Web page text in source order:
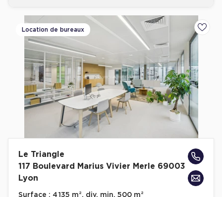
Location de bureaux
Le Triangle
117 Boulevard Marius Vivier Merle 69003
Lyon
Surface : 4 135 m², div. min. 500 m²